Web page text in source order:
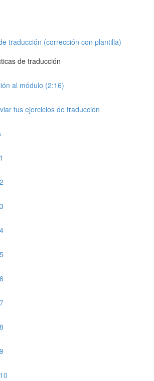
traducción (corrección con plantilla)
de traducción
al módulo (2:16)
tus ejercicios de traducción